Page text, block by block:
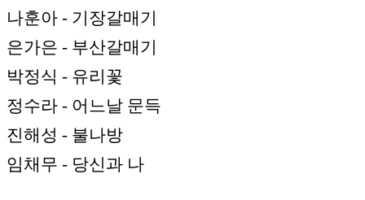
나훈아 - 기장갈매기
은가은 - 부산갈매기
박정식 - 유리꽃
정수라 - 어느날 문득
진해성 - 불나방
임채무 - 당신과 나